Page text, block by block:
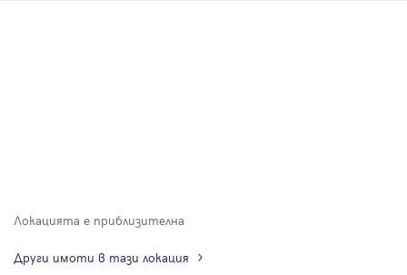
Локацията е приблизителна
Други имоти в тази локация